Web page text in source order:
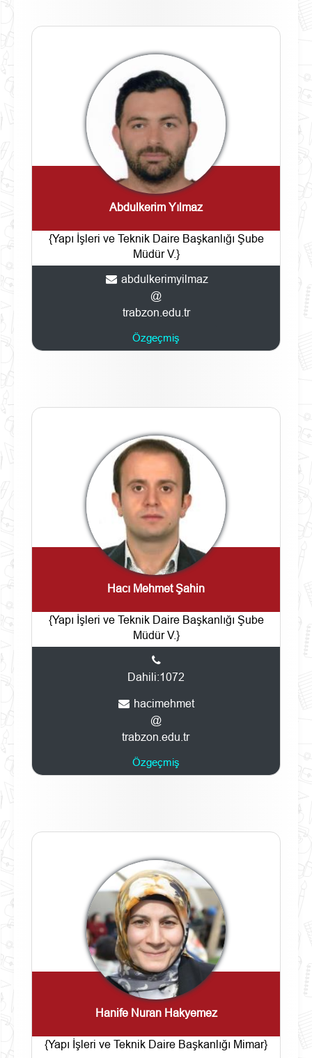
Abdulkerim Yılmaz
{Yapı İşleri ve Teknik Daire Başkanlığı Şube
Müdür V.}
abdulkerimyilmaz
@
trabzon.edu.tr
Özgeçmiş
Hacı Mehmet Şahin
{Yapı İşleri ve Teknik Daire Başkanlığı Şube
Müdür V.}
Dahili:1072
hacimehmet
@
trabzon.edu.tr
Özgeçmiş
Hanife Nuran Hakyemez
{Yapı İşleri ve Teknik Daire Başkanlığı Mimar}